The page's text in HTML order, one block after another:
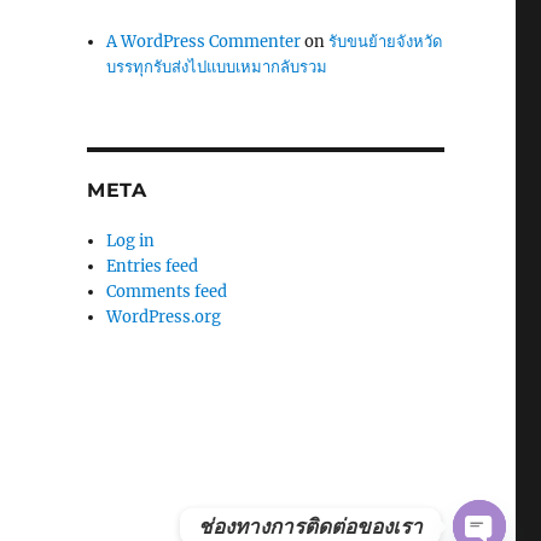
A WordPress Commenteronรับขนย้ายจังหวัด
บรรทุกรับส่งไปแบบเหมากลับรวม
META
Log in
Entries feed
Comments feed
WordPress.org
ช่องทางการติดต่อของเรา